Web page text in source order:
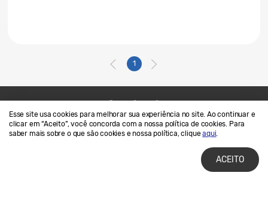
Esse site usa cookies para melhorar sua experiência no site. Ao continuar e
clicar em “Aceito”, você concorda com a nossa política de cookies. Para
saber mais sobre o que são cookies e nossa política, cliqueaqui.
ACEITO
1
Contato
SAMSUNG.COM
Termos de Uso
Privacidade e Cookies